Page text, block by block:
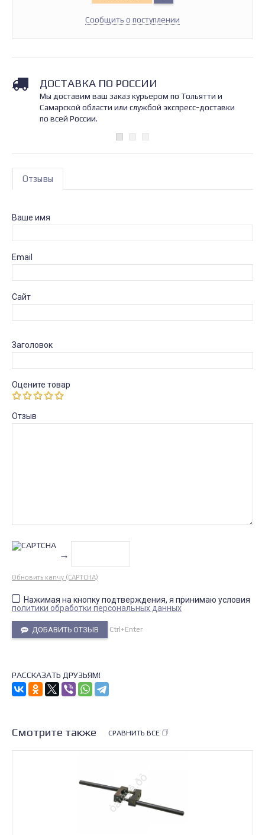
Сообщить о поступлении
ДОСТАВКА ПО РОССИИ
Мы доставим ваш заказ курьером по Тольятти и
Самарской области или службой экспресс-доставки
по всей России.
Отзывы
Ваше имя
Email
Сайт
Заголовок
Оцените товар
Отзыв
→
Обновить капчу (CAPTCHA)
Нажимая на кнопку подтверждения, я принимаю условия
политики обработки персональных данных
ДОБАВИТЬ ОТЗЫВ Ctrl+Enter
РАССКАЗАТЬ ДРУЗЬЯМ!
Смотрите также СРАВНИТЬ ВСЕ